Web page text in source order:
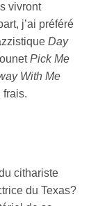
vivront
j’ai préféré
Day
Pick Me
With Me
frais.
cithariste
du Texas?